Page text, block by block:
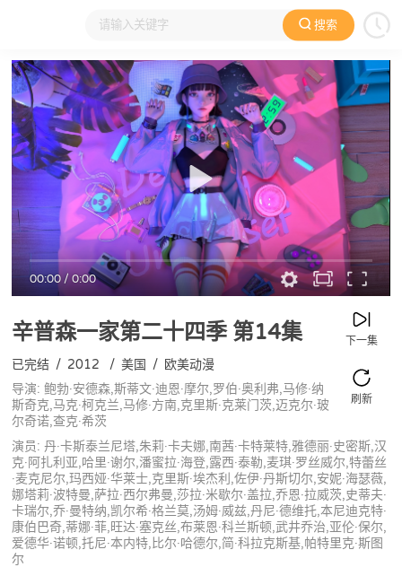
搜索
大家在看 日本动漫 国产动漫 欧美动漫 动漫电影
00:00/0:00
辛普森一家第二十四季第14集 下一集
刷新
已完结 / 2012 / 美国 / 欧美动漫
导演: 鲍勃·安德森,斯蒂文·迪恩·摩尔,罗伯·奥利弗,马修·纳
斯奇克,马克·柯克兰,马修·方南,克里斯·克莱门茨,迈克尔·玻
尔奇诺,查克·希茨
演员: 丹·卡斯泰兰尼塔,朱莉·卡夫娜,南茜·卡特莱特,雅德丽·史密斯,汉
克·阿扎利亚,哈里·谢尔,潘蜜拉·海登,露西·泰勒,麦琪·罗丝威尔,特蕾丝
·麦克尼尔,玛西娅·华莱士,克里斯·埃杰利,佐伊·丹斯切尔,安妮·海瑟薇,
娜塔莉·波特曼,萨拉·西尔弗曼,莎拉·米歇尔·盖拉,乔恩·拉威茨,史蒂夫·
卡瑞尔,乔·曼特纳,凯尔希·格兰莫,汤姆·威兹,丹尼·德维托,本尼迪克特·
康伯巴奇,蒂娜·菲,旺达·塞克丝,布莱恩·科兰斯顿,武井乔治,亚伦·保尔,
爱德华·诺顿,托尼·本内特,比尔·哈德尔,简·科拉克斯基,帕特里克·斯图
尔